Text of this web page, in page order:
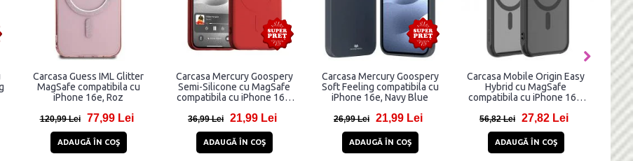
Fusion
16e
Lei
COŞ
Carcasa TECH-PROTECT
Flexair compatibila cu iPhone
16e Clear
29,81 Lei 12,81 Lei
ADAUGĂ ÎN COŞ
Carcasa Flexible Carbon
compatibila cu iPhone 16e
Black
21,81 Lei
ADAUGĂ ÎN COŞ
Husa Guess compatibila cu
iPhone 16e, 4G Colored Ring
MagSafe, Negru
127,97 Lei
ADAUGĂ ÎN COŞ
Carcasa Guess IML Glitter
MagSafe compatibila cu
iPhone 16e, Roz
120,99 Lei 77,99 Lei
ADAUGĂ ÎN COŞ